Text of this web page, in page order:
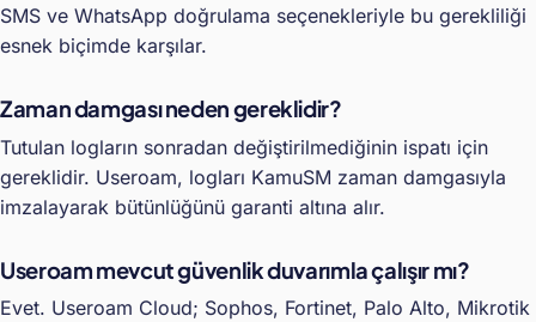
SMS ve WhatsApp doğrulama seçenekleriyle bu gerekliliği
esnek biçimde karşılar.
Zaman damgası neden gereklidir?
Tutulan logların sonradan değiştirilmediğinin ispatı için
gereklidir. Useroam, logları KamuSM zaman damgasıyla
imzalayarak bütünlüğünü garanti altına alır.
Useroam mevcut güvenlik duvarımla çalışır mı?
Evet. Useroam Cloud; Sophos, Fortinet, Palo Alto, Mikrotik